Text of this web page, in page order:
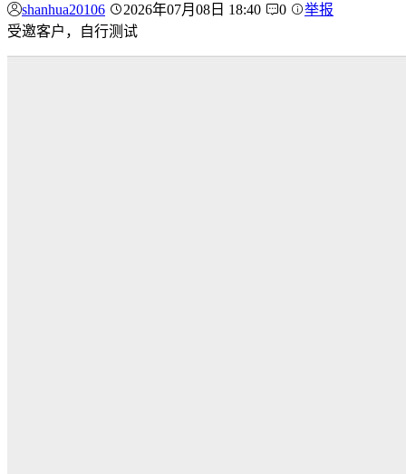
shanhua20106 2026年07月08日 18:40 0
举报
受邀客户，自行测试